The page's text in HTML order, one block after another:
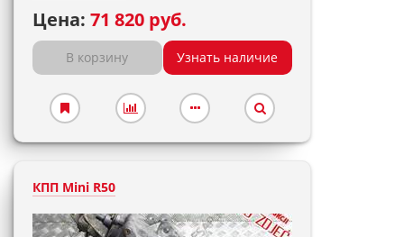
Цена: 71 820 руб.
В корзину Узнать наличие
КПП Mini R50